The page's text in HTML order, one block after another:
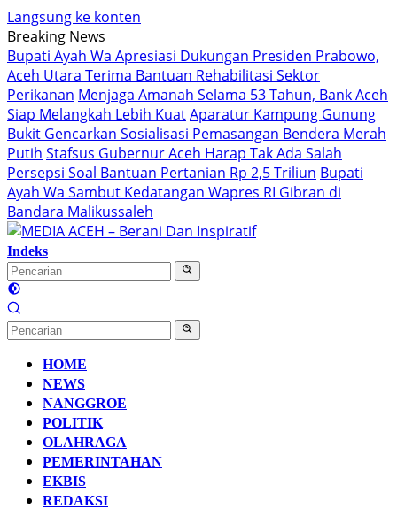
Langsung ke konten
Breaking News
Bupati Ayah Wa Apresiasi Dukungan Presiden Prabowo,
Aceh Utara Terima Bantuan Rehabilitasi Sektor
Perikanan Menjaga Amanah Selama 53 Tahun, Bank Aceh
Siap Melangkah Lebih KuatAparatur Kampung Gunung
Bukit Gencarkan Sosialisasi Pemasangan Bendera Merah
Putih Stafsus Gubernur Aceh Harap Tak Ada Salah
Persepsi Soal Bantuan Pertanian Rp 2,5 Triliun Bupati
Ayah Wa Sambut Kedatangan Wapres RI Gibran di
Bandara Malikussaleh
Indeks
HOME
NEWS
NANGGROE
POLITIK
OLAHRAGA
PEMERINTAHAN
EKBIS
REDAKSI